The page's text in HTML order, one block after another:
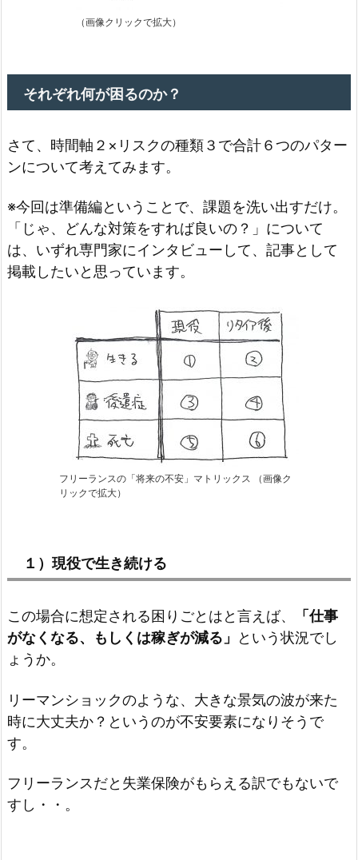
（画像クリックで拡大）
それぞれ何が困るのか？
さて、時間軸２×リスクの種類３で合計６つのパター
ンについて考えてみます。
※今回は準備編ということで、課題を洗い出すだけ。
「じゃ、どんな対策をすれば良いの？」について
は、いずれ専門家にインタビューして、記事として
掲載したいと思っています。
フリーランスの「将来の不安」マトリックス （画像ク
リックで拡大）
１）現役で生き続ける
この場合に想定される困りごとはと言えば、
「仕事
がなくなる、もしくは稼ぎが減る」
という状況でし
ょうか。
リーマンショックのような、大きな景気の波が来た
時に大丈夫か？というのが不安要素になりそうで
す。
フリーランスだと失業保険がもらえる訳でもないで
すし・・。